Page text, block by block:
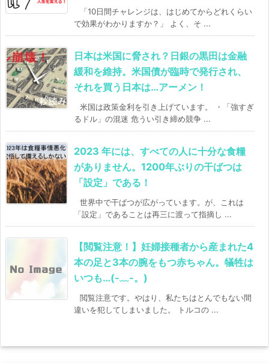
「10日間チャレンジは、はじめてからどれくらい
で効果がわかりますか？」 よく、そ ...
日本は米国に脅され？日銀の黒田は金融
緩和を維持。米国債が臨時で発行され、
それを買う日本は…アーメン！
米国は政策金利を引き上げています。 ・「強すぎ
るドル」の混迷 危うい引き締め競争 ...
2023 年には、すべての人に十分な食糧
がありません。1200年ぶりの干ばつは
「設定」である！
世界中で干ばつが広がっています。が、これは
「設定」であることは再三に渡って指摘し ...
【閲覧注意！】妊婦接種者から産まれた4
本の足と3本の腕をもつ赤ちゃん。犠牲は
いつも…(-﹏-。)
閲覧注意です。やはり、私たちはとんでもない間
違いを犯してしまいました。 トルコの ...